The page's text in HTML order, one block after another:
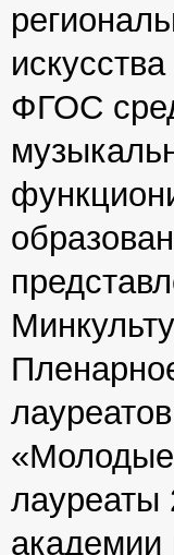
ФГОС
«Молодые
лауреаты